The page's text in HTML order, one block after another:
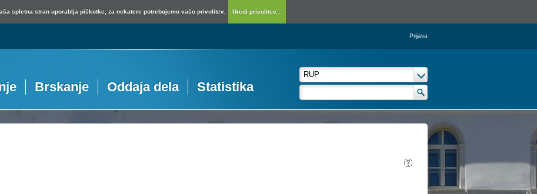
spletna stran uporablja piškotke, za nekatere potrebujemo vašo privolitev. Uredi privolitev...
Prijava
Brskanje Oddaja dela Statistika